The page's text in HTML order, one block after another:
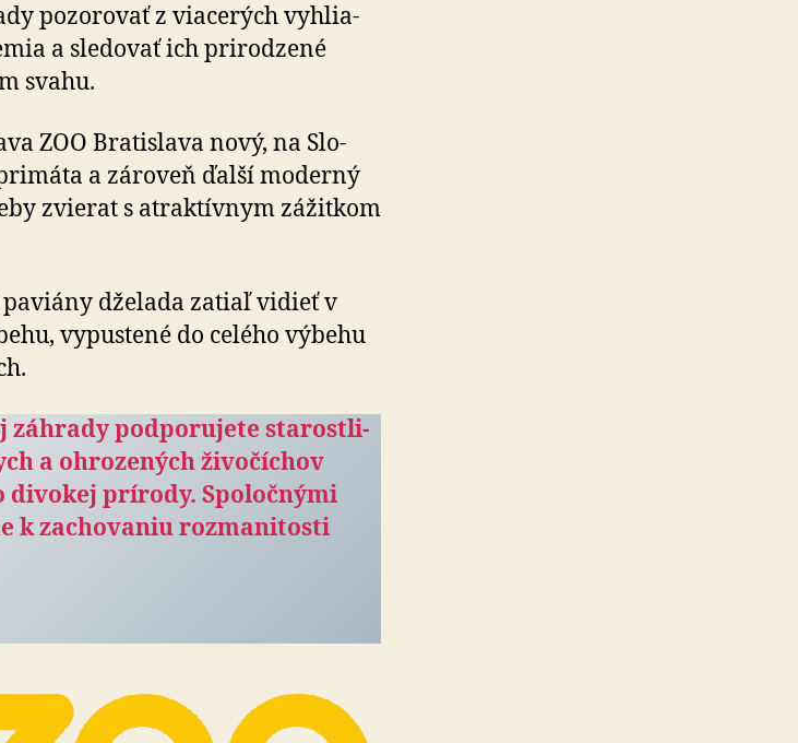
pozorovať z viacerých vy­hlia­
a sledovať ich prirodzené
svahu.
ZOO Bratislava nový, na Slo­
a zároveň ďalší moderný
zvierat s atraktívnym zá­žit­kom
dželada zatiaľ vidieť v
vypustené do celého výbehu
záhrady pod­po­ru­je­te sta­rostli­
a ohro­ze­ných ži­vo­čí­chov
di­vo­kej prí­rody. Spo­loč­nými
k za­cho­va­niu roz­ma­ni­tosti